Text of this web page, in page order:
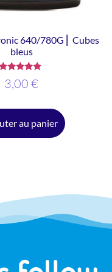
640/780G ⎜ Cubes
bleus
Note
5.00
3,00 €
au panier